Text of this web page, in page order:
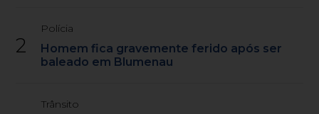
2
Polícia
Homem fica gravemente ferido após ser
baleado em Blumenau
Trânsito